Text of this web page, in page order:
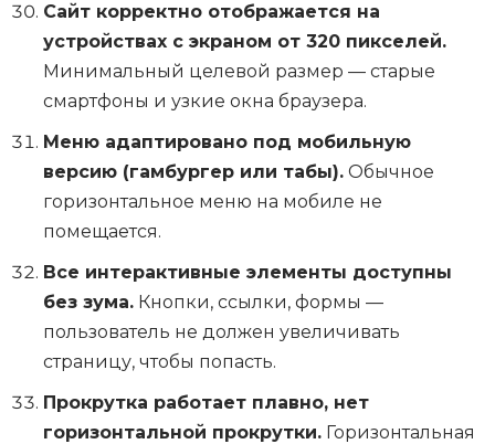
Сайт корректно отображается на
устройствах с экраном от 320 пикселей.
Минимальный целевой размер — старые
смартфоны и узкие окна браузера.
Меню адаптировано под мобильную
версию (гамбургер или табы). Обычное
горизонтальное меню на мобиле не
помещается.
Все интерактивные элементы доступны
без зума. Кнопки, ссылки, формы —
пользователь не должен увеличивать
страницу, чтобы попасть.
Прокрутка работает плавно, нет
горизонтальной прокрутки. Горизонтальная